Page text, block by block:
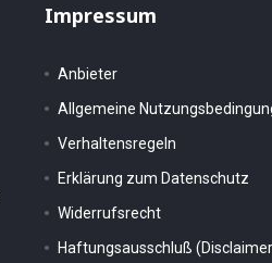
Impressum
Anbieter
Allgemeine
Verhaltensregeln
Erklärung zum Datenschutz
Widerrufsrecht
Haftungsausschluß